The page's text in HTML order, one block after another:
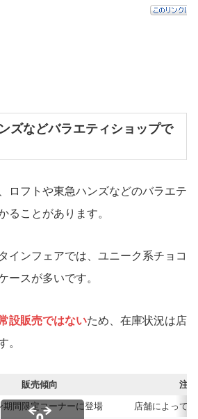
ズなどバラエティショップで
ロフトや東急ハンズなどのバラエテ
ることがあります。
インフェアでは、ユニーク系チョコ
ースが多いです。
設販売ではないため、在庫状況は店
。
販売傾向 注
期間限定コーナーに登場 店舗によって